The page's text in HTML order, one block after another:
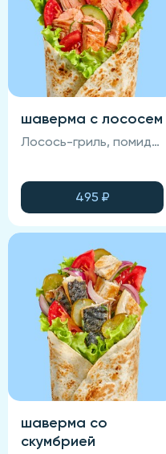
шаверма с лососем
Лосось-гриль, помидор свежий, огурец свежий, салат Айсберг, лаваш, соус Фирменный.
495 ₽
шаверма со
скумбрией